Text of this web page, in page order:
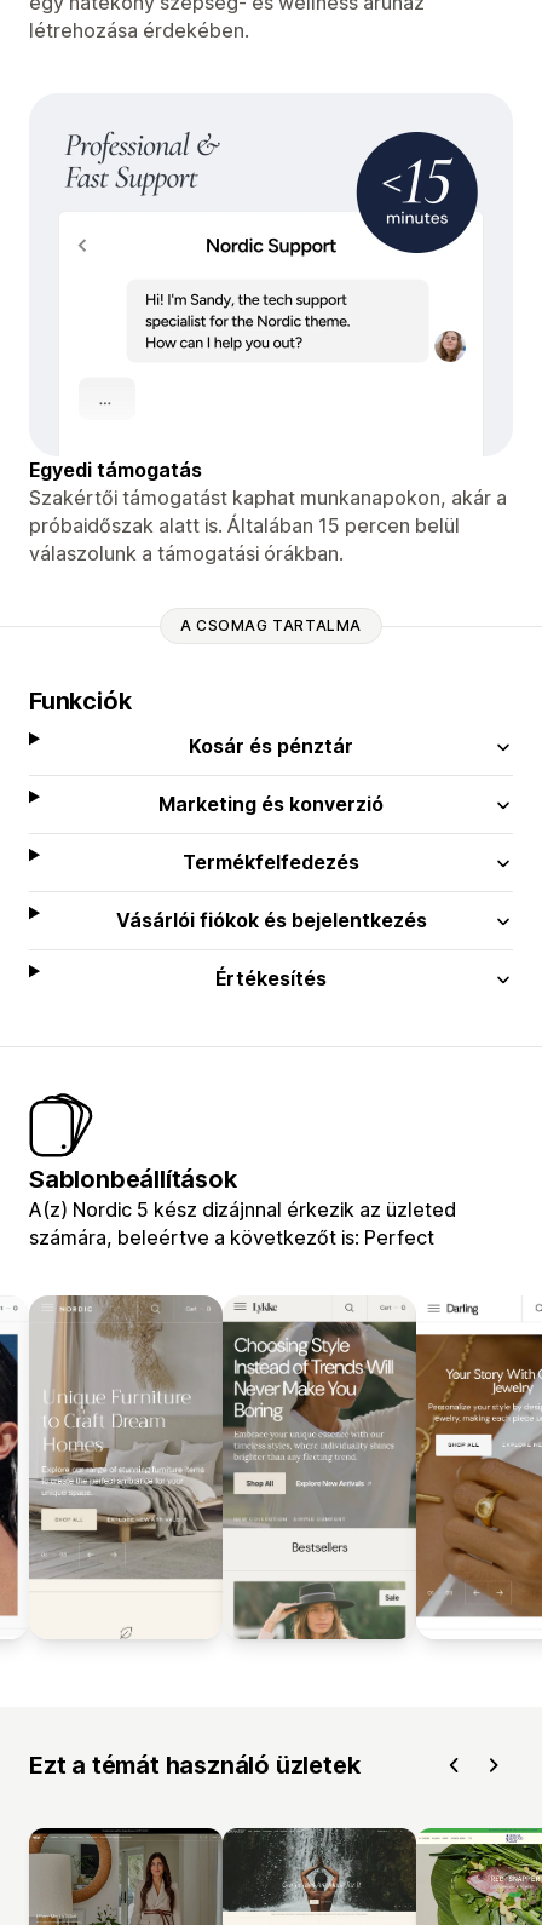
létrehozása érdekében.
Egyedi támogatás
Szakértői támogatást kaphat munkanapokon, akár a
próbaidőszak alatt is. Általában 15 percen belül
válaszolunk a támogatási órákban.
A CSOMAG TARTALMA
Funkciók
Kosár és pénztár
Marketing és konverzió
Termékfelfedezés
Vásárlói fiókok és bejelentkezés
Értékesítés
Sablonbeállítások
A(z) Nordic 5 kész dizájnnal érkezik az üzleted
számára, beleértve a következőt is: Perfect
Ezt a témát használó üzletek